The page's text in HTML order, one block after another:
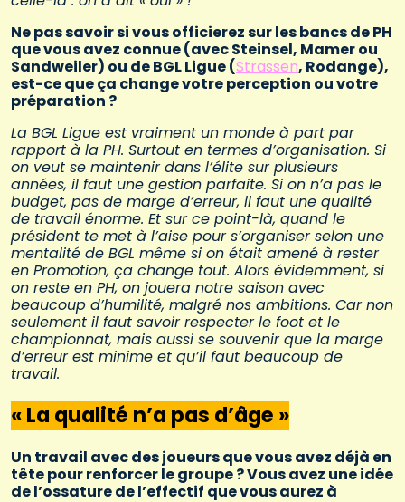
Ne pas savoir si vous officierez sur les bancs de PH
que vous avez connue (avec Steinsel, Mamer ou
Sandweiler) ou de BGL Ligue (Strassen, Rodange),
est-ce que ça change votre perception ou votre
préparation ?
La BGL Ligue est vraiment un monde à part par
rapport à la PH. Surtout en termes d’organisation. Si
on veut se maintenir dans l’élite sur plusieurs
années, il faut une gestion parfaite. Si on n’a pas le
budget, pas de marge d’erreur, il faut une qualité
de travail énorme. Et sur ce point-là, quand le
président te met à l’aise pour s’organiser selon une
mentalité de BGL même si on était amené à rester
en Promotion, ça change tout. Alors évidemment, si
on reste en PH, on jouera notre saison avec
beaucoup d’humilité, malgré nos ambitions. Car non
seulement il faut savoir respecter le foot et le
championnat, mais aussi se souvenir que la marge
d’erreur est minime et qu’il faut beaucoup de
travail.
« La qualité n’a pas d’âge »
Un travail avec des joueurs que vous avez déjà en
tête pour renforcer le groupe ? Vous avez une idée
de l’ossature de l’effectif que vous aurez à